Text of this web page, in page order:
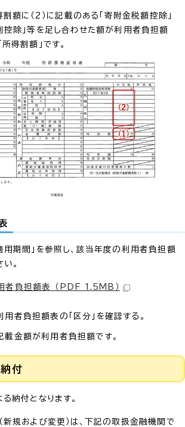
割額に（2）に記載のある「寄附金税額控除」
控除」等を足し合わせた額が利用者負担額
得割額」です。
用期間」を参照し、該当年度の利用者負担額
。
者負担額表 （PDF 1.5MB）
者負担額表の「区分」を確認する。
載金額が利用者負担額です。
付
納付となります。
新規および変更）は、下記の取扱金融機関で